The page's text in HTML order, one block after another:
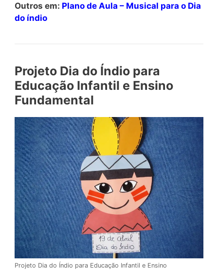
Outros em: Plano de Aula – Musical para o Dia
do índio
Projeto Dia do Índio para
Educação Infantil e Ensino
Fundamental
Projeto Dia do Índio para Educação Infantil e Ensino